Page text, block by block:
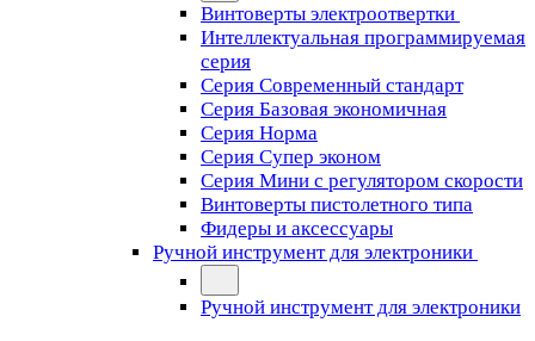
Винтоверты электроотвертки
Интеллектуальная программируемая
серия
Серия Современный стандарт
Серия Базовая экономичная
Серия Норма
Серия Cупер эконом
Серия Мини с регулятором скорости
Винтоверты пистолетного типа
Фидеры и аксессуары
Ручной инструмент для электроники
Ручной инструмент для электроники